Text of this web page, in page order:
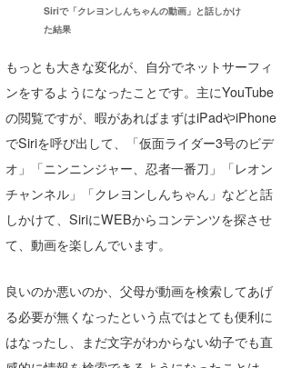
Siriで「クレヨンしんちゃんの動画」と話しかけ
た結果
もっとも大きな変化が、自分でネットサーフィ
ンをするようになったことです。主にYouTube
の閲覧ですが、暇があればまずはiPadやiPhone
でSiriを呼び出して、「仮面ライダー3号のビデ
オ」「ニンニンジャー、忍者一番刀」「レオン
チャンネル」「クレヨンしんちゃん」などと話
しかけて、SiriにWEBからコンテンツを探させ
て、動画を楽しんでいます。
良いのか悪いのか、父母が動画を検索してあげ
る必要が無くなったという点ではとても便利に
はなったし、まだ文字がわからない幼子でも直
ハンマー
三輪予報士
小川予報士
上田純子
上條将美
唐澤予報士
ゴン
米山予報士